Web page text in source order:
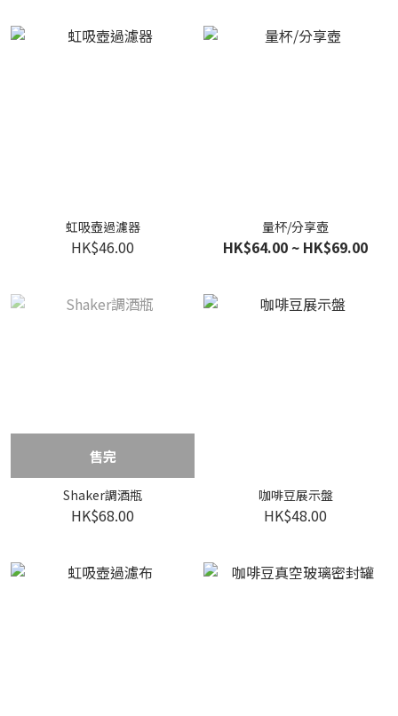
虹吸壺過濾器
HK$46.00
量杯/分享壺
HK$64.00 ~ HK$69.00
售完
Shaker調酒瓶
HK$68.00
咖啡豆展示盤
HK$48.00